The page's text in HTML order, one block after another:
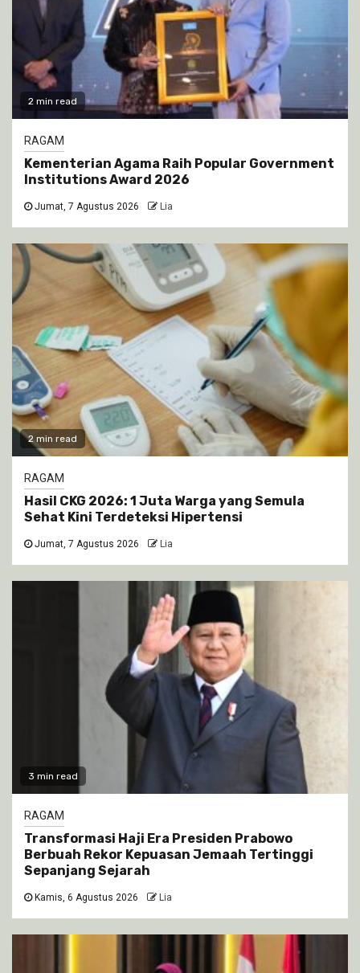
2 min read
RAGAM
Kementerian Agama Raih Popular Government
Institutions Award 2026
Jumat, 7 Agustus 2026 Lia
2 min read
RAGAM
Hasil CKG 2026: 1 Juta Warga yang Semula
Sehat Kini Terdeteksi Hipertensi
Jumat, 7 Agustus 2026 Lia
3 min read
RAGAM
Transformasi Haji Era Presiden Prabowo
Berbuah Rekor Kepuasan Jemaah Tertinggi
Sepanjang Sejarah
Kamis, 6 Agustus 2026 Lia